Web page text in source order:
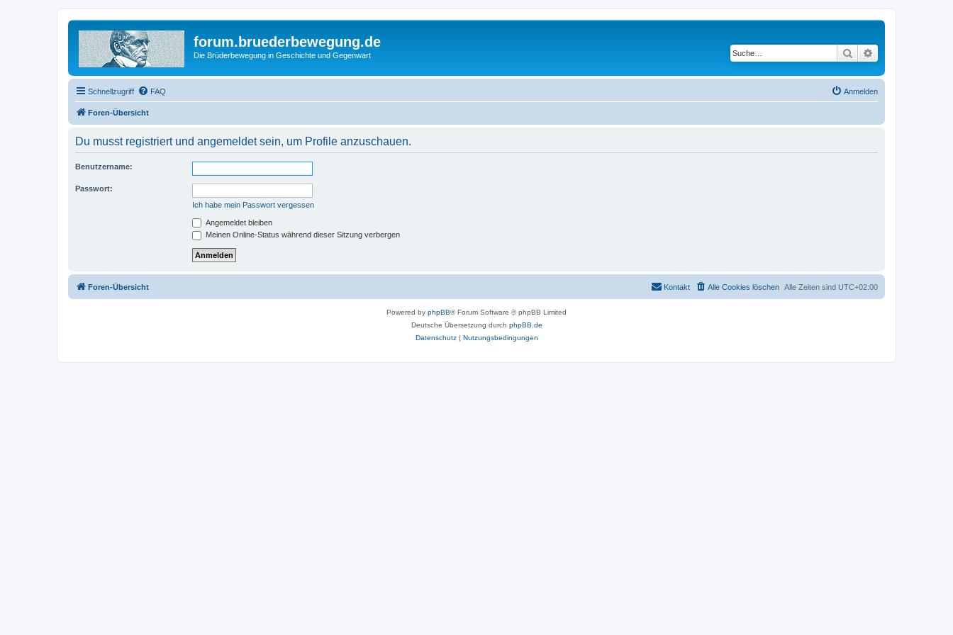
forum.bruederbewegung.de
Die Brüderbewegung in Geschichte und Gegenwart Suche
Schnellzugriff FAQ Anmelden
Foren-Übersicht
Du musst registriert und angemeldet sein, um Profile anzuschauen.
Benutzername:
Passwort:
Ich habe mein Passwort vergessen
Angemeldet bleiben
Meinen Online-Status während dieser Sitzung verbergen
Foren-Übersicht Alle Zeiten sind UTC+02:00
Alle Cookies löschen
Kontakt
Powered by phpBB® Forum Software © phpBB Limited
Deutsche Übersetzung durch phpBB.de
Datenschutz| Nutzungsbedingungen